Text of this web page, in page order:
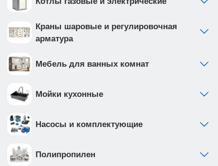
Краны шаровые и регулировочная
арматура
Мебель для ванных комнат
Мойки кухонные
Насосы и комплектующие
Полипропилен